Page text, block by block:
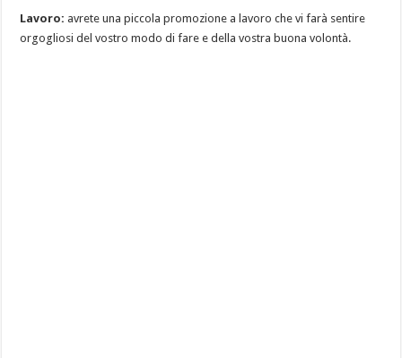
Lavoro: avrete una piccola promozione a lavoro che vi farà sentire
orgogliosi del vostro modo di fare e della vostra buona volontà.